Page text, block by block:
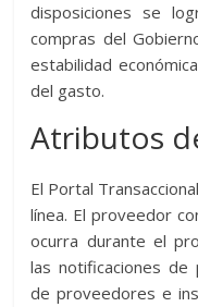
disposiciones se
compras del
estabilidad
del gasto.
Atributos
El Portal
línea. El proveedor
ocurra durante el
las notificaciones
de proveedores e